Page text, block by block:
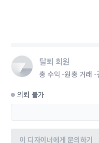
탈퇴 회원
총 수익 -원총 거래 -
의뢰 불가
이 디자이너에게 문의하기